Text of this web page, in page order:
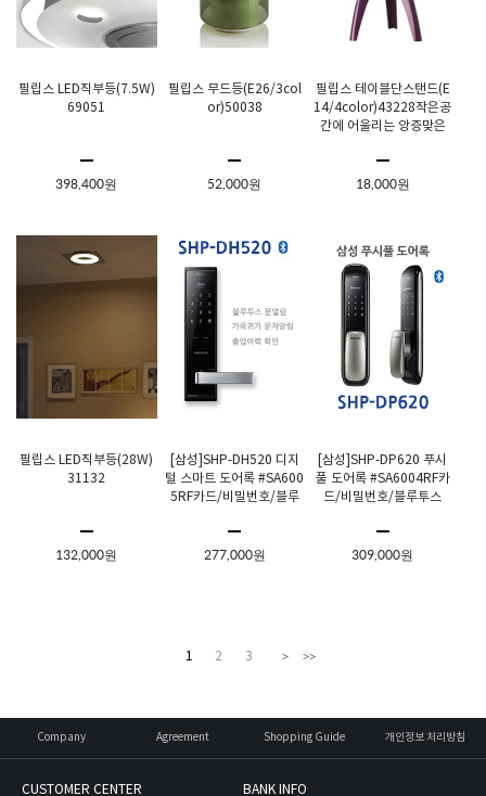
필립스 LED직부등(7.5W)
69051
398,400원
필립스 무드등(E26/3col
or)50038
52,000원
필립스 테이블단스탠드(E
14/4color)43228작은공
간에 어울리는 앙증맞은
18,000원
필립스 LED직부등(28W)
31132
132,000원
[삼성]SHP-DH520 디지
털 스마트 도어록 #SA600
5RF카드/비밀번호/블루
277,000원
[삼성]SHP-DP620 푸시
풀 도어록 #SA6004RF카
드/비밀번호/블루투스
309,000원
1 2 3 > >>
Company Agreement Shopping Guide 개인정보 처리방침
CUSTOMER CENTER BANK INFO